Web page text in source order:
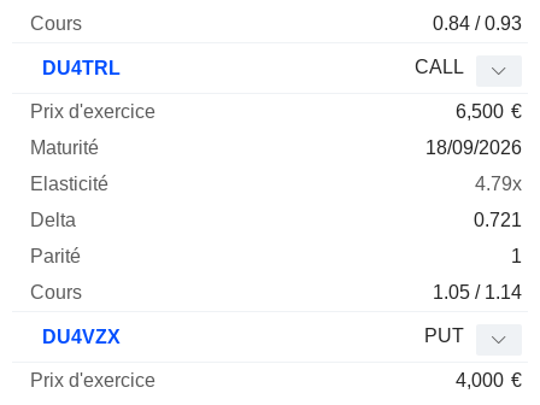
0.84 / 0.93
DU4TRL CALL
6,500 €
18/09/2026
4.79x
0.721
1
1.05 / 1.14
DU4VZX PUT
4,000 €